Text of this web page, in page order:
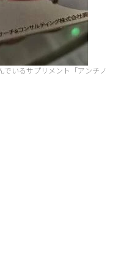
いるサプリメント「アンチノ